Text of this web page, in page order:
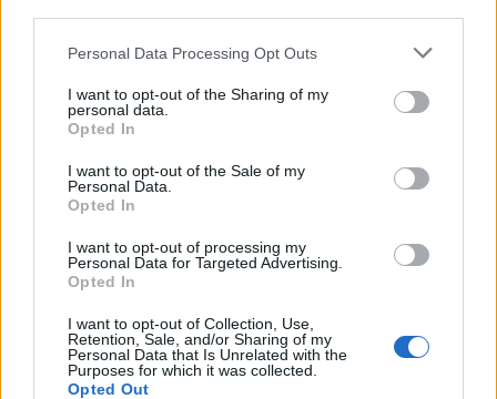
Personal Data Processing Opt Outs
I want to opt-out of the Sharing of my
personal data.
Opted In
I want to opt-out of the Sale of my
Personal Data.
Opted In
I want to opt-out of processing my
Personal Data for Targeted Advertising.
Opted In
I want to opt-out of Collection, Use,
Retention, Sale, and/or Sharing of my
Personal Data that Is Unrelated with the
Purposes for which it was collected.
Opted Out